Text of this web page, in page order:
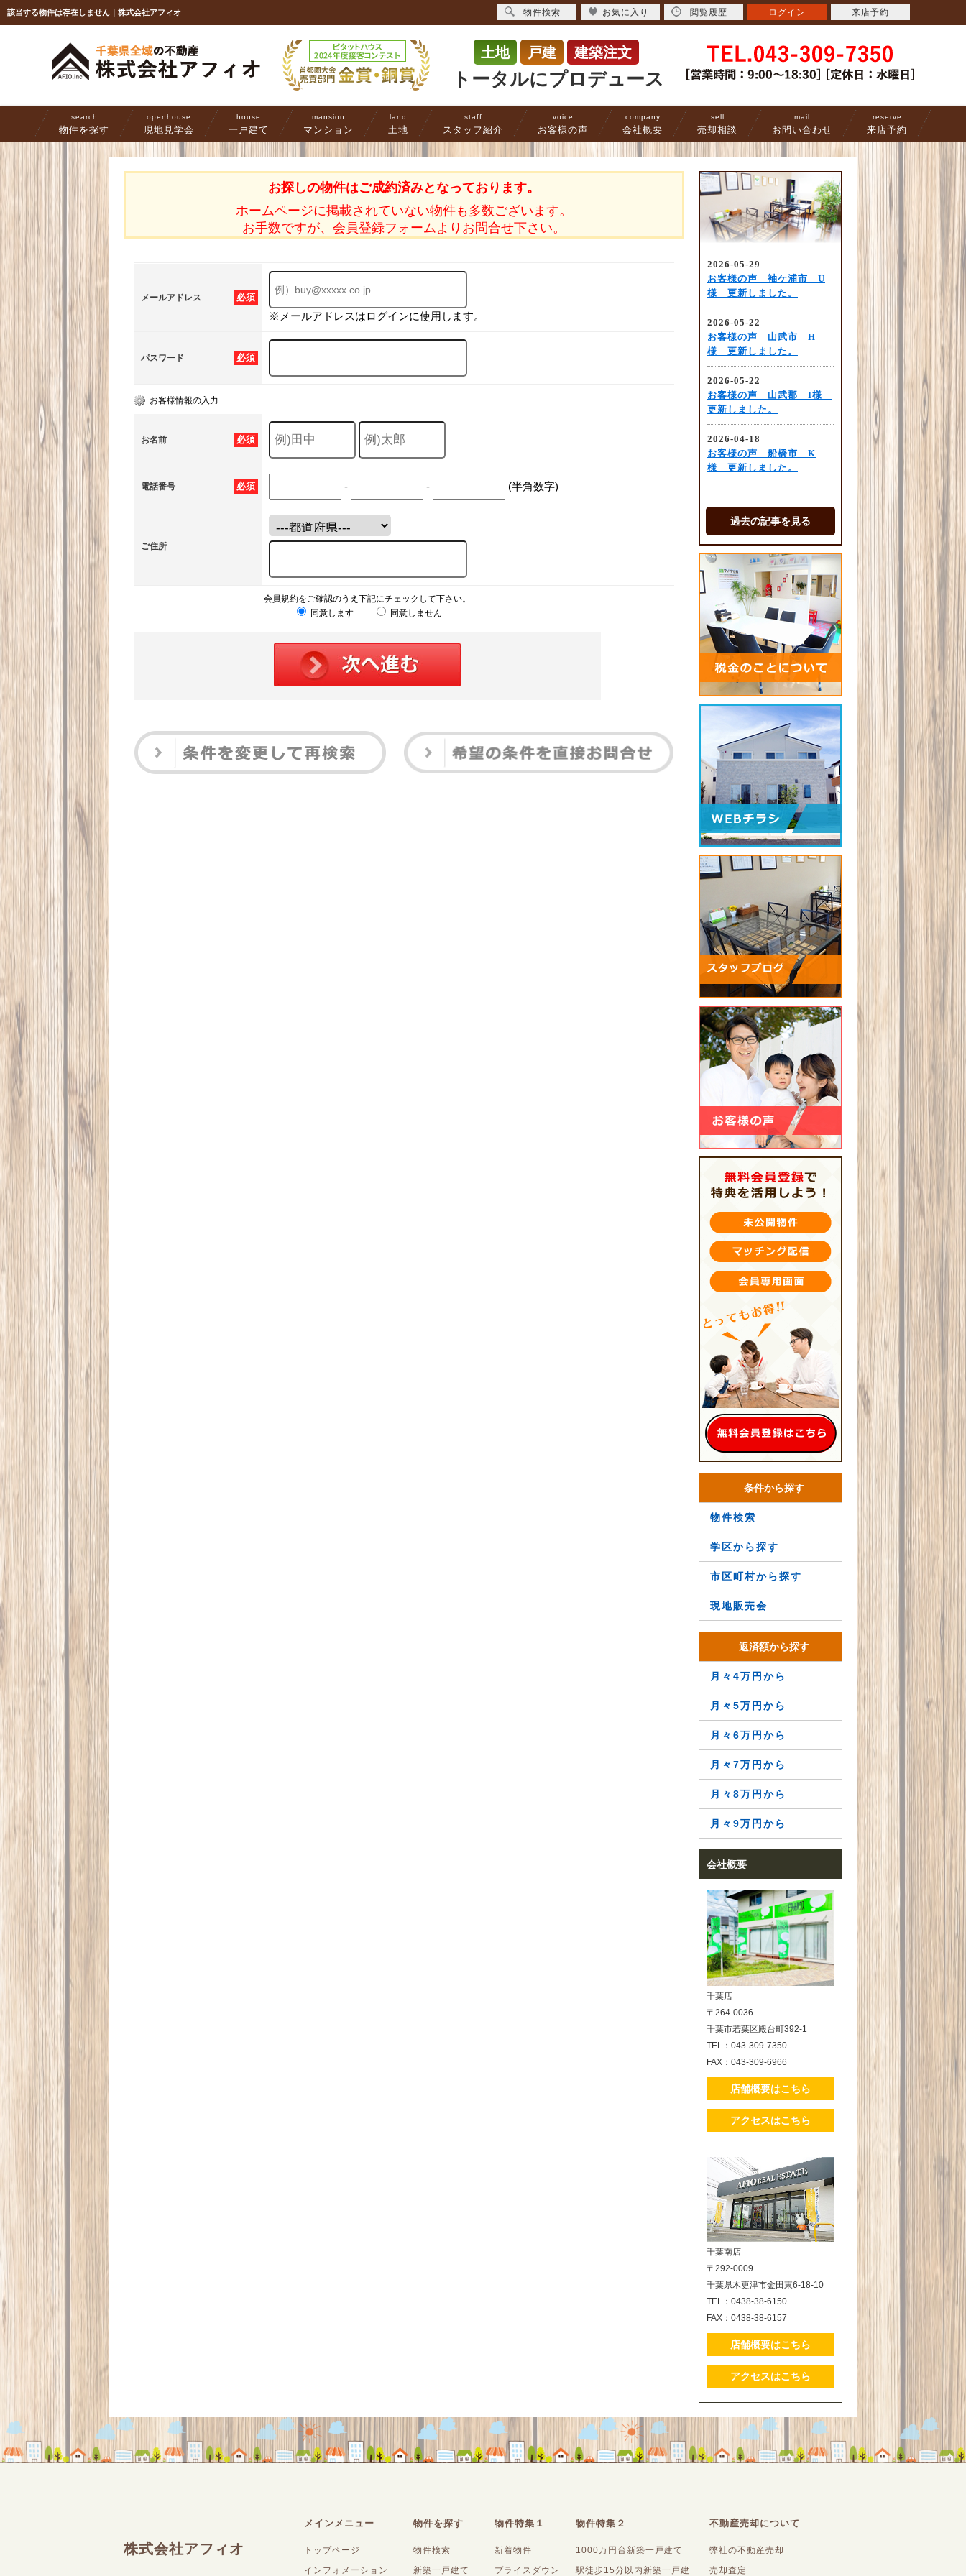
該当する物件は存在しません｜株式会社アフィオ
土地 戸建 建築注文
トータルにプロデュース
search
物件を探す
openhouse
現地見学会
house
一戸建て
mansion
マンション
land
土地
staff
スタッフ紹介
voice
お客様の声
company
会社概要
sell
売却相談
mail
お問い合わせ
reserve
来店予約
お探しの物件はご成約済みとなっております。
ホームページに掲載されていない物件も多数ございます。
お手数ですが、会員登録フォームよりお問合せ下さい。
必須
メールアドレス
※メールアドレスはログインに使用します。
必須
パスワード
お客様情報の入力
必須
お名前
必須
電話番号 - - (半角数字)
ご住所
会員規約をご確認のうえ下記にチェックして下さい。
同意します
同意しません
過去の記事を見る
条件から探す
物件検索
学区から探す
市区町村から探す
現地販売会
返済額から探す
月々4万円から
月々5万円から
月々6万円から
月々7万円から
月々8万円から
月々9万円から
会社概要
千葉店
〒264-0036
千葉市若葉区殿台町392-1
TEL：043-309-7350
FAX：043-309-6966
店舗概要はこちら
アクセスはこちら
千葉南店
〒292-0009
千葉県木更津市金田東6-18-10
TEL：0438-38-6150
FAX：0438-38-6157
店舗概要はこちら
アクセスはこちら
株式会社アフィオ
メインメニュー
トップページ
インフォメーション
物件を探す
物件検索
新築一戸建て
物件特集１
新着物件
プライスダウン
物件特集２
1000万円台新築一戸建て
駅徒歩15分以内新築一戸建
不動産売却について
弊社の不動産売却
売却査定
物件検索 お気に入り 閲覧履歴 ログイン 来店予約